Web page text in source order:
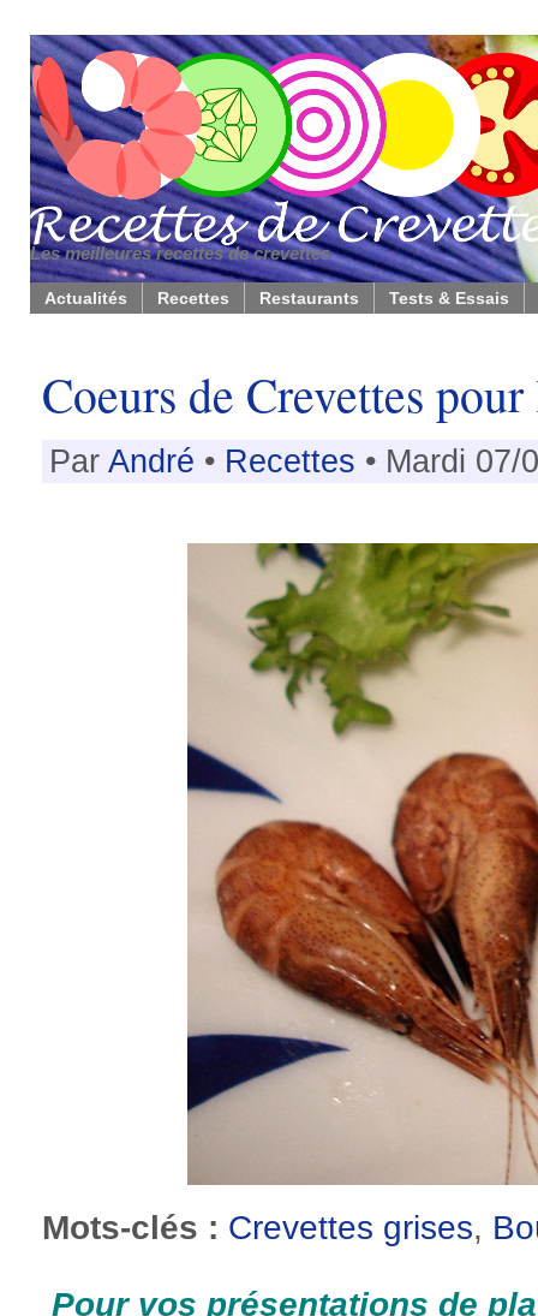
Les meilleures recettes de crevettes
Actualités Recettes Restaurants Tests & Essais
Coeurs de Crevettes
Par André • Recettes • Mardi 07/
Mots-clés : Crevettes grises,
Pour vos présentations de